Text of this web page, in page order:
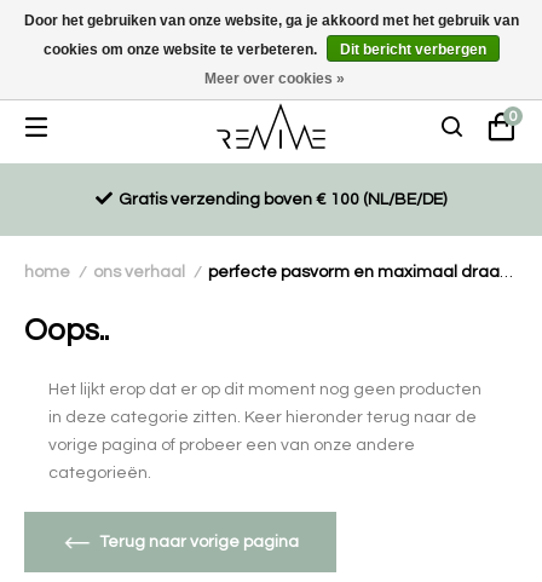
Duurzaam, eco-vriendelijk en ethisch gemaakte producten
0
Gratis verzending boven € 100 (NL/BE/DE)
home / ons verhaal / perfecte pasvorm en maximaal draagcomfort
Oops..
Het lijkt erop dat er op dit moment nog geen producten
in deze categorie zitten. Keer hieronder terug naar de
vorige pagina of probeer een van onze andere
categorieën.
Terug naar vorige pagina
Door het gebruiken van onze website, ga je akkoord met het gebruik van
cookies om onze website te verbeteren.
Dit bericht verbergen
Meer over cookies »